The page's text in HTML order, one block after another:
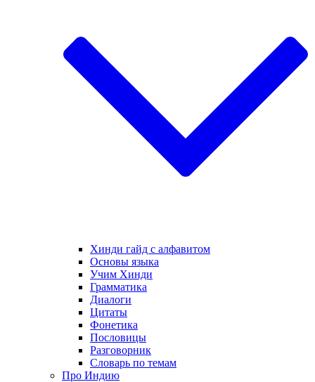
Хинди гайд с алфавитом
Основы языка
Учим Хинди
Грамматика
Диалоги
Цитаты
Фонетика
Пословицы
Разговорник
Словарь по темам
Про Индию